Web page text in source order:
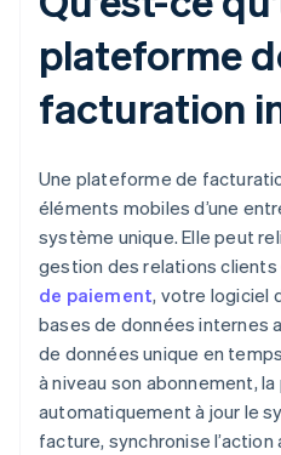
plateforme
facturation
Une plateforme de
éléments mobiles d’une
système unique. Elle peut
gestion des relations clients
de paiement, votre logiciel
bases de données internes
de données unique en
à niveau son abonnement,
automatiquement à jour le
facture, synchronise